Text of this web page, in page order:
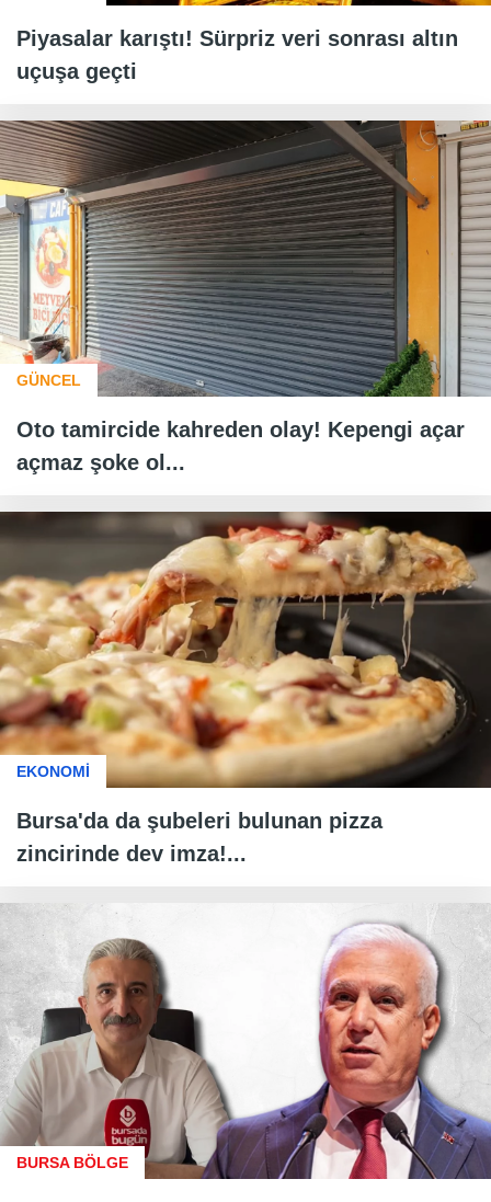
Piyasalar karıştı! Sürpriz veri sonrası altın
uçuşa geçti
GÜNCEL
Oto tamircide kahreden olay! Kepengi açar
açmaz şoke ol...
EKONOMİ
Bursa'da da şubeleri bulunan pizza
zincirinde dev imza!...
BURSA BÖLGE